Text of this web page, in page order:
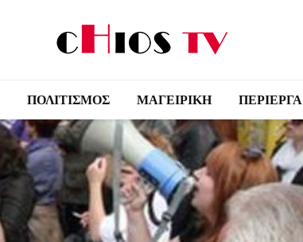
ΠΟΛΙΤΙΣΜΟΣ ΜΑΓΕΙΡΙΚΗ ΠΕΡΙΕΡΓΑ